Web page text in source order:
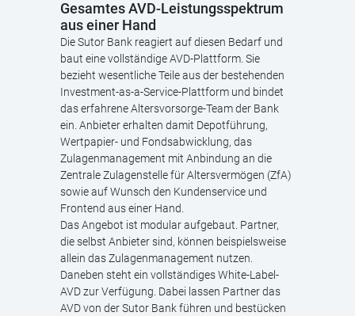
Gesamtes AVD-Leistungsspektrum
aus einer Hand
Die Sutor Bank reagiert auf diesen Bedarf und
baut eine vollständige AVD-Plattform. Sie
bezieht wesentliche Teile aus der bestehenden
Investment-as-a-Service-Plattform und bindet
das erfahrene Altersvorsorge-Team der Bank
ein. Anbieter erhalten damit Depotführung,
Wertpapier- und Fondsabwicklung, das
Zulagenmanagement mit Anbindung an die
Zentrale Zulagenstelle für Altersvermögen (ZfA)
sowie auf Wunsch den Kundenservice und
Frontend aus einer Hand.
Das Angebot ist modular aufgebaut. Partner,
die selbst Anbieter sind, können beispielsweise
allein das Zulagenmanagement nutzen.
Daneben steht ein vollständiges White-Label-
AVD zur Verfügung. Dabei lassen Partner das
AVD von der Sutor Bank führen und bestücken